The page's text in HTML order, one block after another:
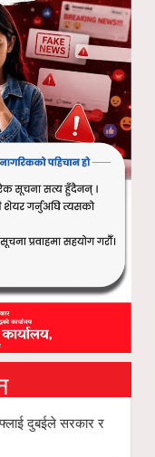
दुबईले सरकार र